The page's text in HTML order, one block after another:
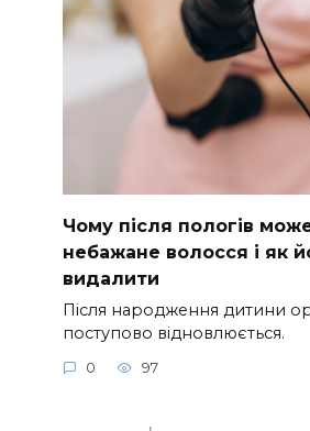
Чому після пологів
небажане волосся і як
видалити
Після народження дитини
поступово відновлюється.
0 97